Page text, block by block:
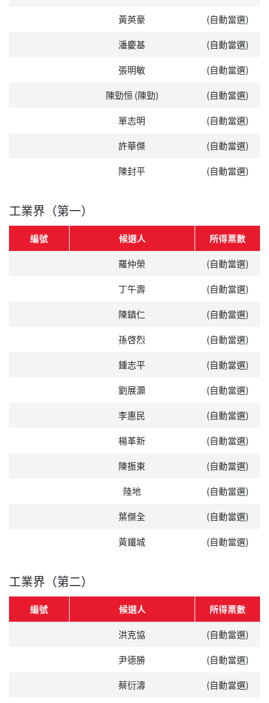
黃英豪
(自動當選)
潘慶基
(自動當選)
張明敏
(自動當選)
陳勁恒 (陳勁)
(自動當選)
單志明
(自動當選)
許華傑
(自動當選)
陳封平
(自動當選)
工業界（第一）
編號 候選人
所得票數
羅仲榮
(自動當選)
丁午壽
(自動當選)
陳鎮仁
(自動當選)
孫啓烈
(自動當選)
鍾志平
(自動當選)
劉展灝
(自動當選)
李惠民
(自動當選)
楊革新
(自動當選)
陳振東
(自動當選)
陸地
(自動當選)
葉傑全
(自動當選)
黃鐵城
(自動當選)
工業界（第二）
編號 候選人
所得票數
洪克協
(自動當選)
尹德勝
(自動當選)
蔡衍濤
(自動當選)